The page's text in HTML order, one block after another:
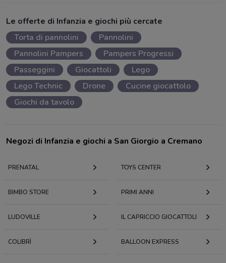
Le offerte di Infanzia e giochi più cercate
Torta di pannolini
Pannolini
Pannolini Pampers
Pampers Progressi
Passeggini
Giocattoli
Lego
Lego Technic
Drone
Cucine giocattolo
Giochi da tavolo
Negozi di Infanzia e giochi a San Giorgio a Cremano
PRENATAL TOYS CENTER
BIMBO STORE PRIMI ANNI
LUDOVILLE IL CAPRICCIO GIOCATTOLI
COLIBRÌ BALLOON EXPRESS